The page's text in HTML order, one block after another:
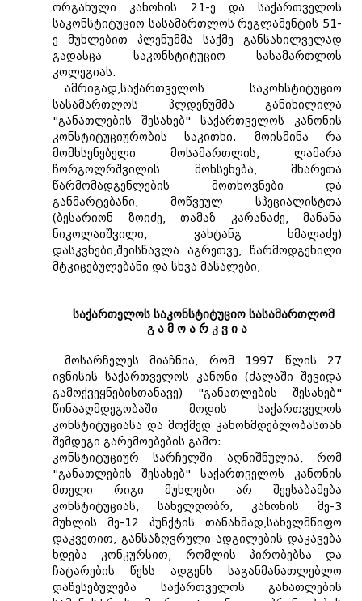
ორგანული კანონის 21-ე და საქართველოს
საკონსტიტუციო სასამართლოს რეგლამენტის 51-
ე მუხლებით პლენუმმა საქმე განსახილველად
გადასცა საკონსტიტუციო სასამართლოს
კოლეგიას.
ამრიგად,საქართველოს საკონსტიტუციო
სასამართლოს პლდენუმმა განიხილილა
"განათლების შესახებ" საქართველოს კანონის
კონსტიტუციურობის საკითხი. მოისმინა რა
მომხსენებელი მოსამართლის, ლამარა
ჩორგოლრშვილის მოხსენება, მხარეთა
წარმომადგენლების მოთხოვნები და
განმარტებანი, მოწვეულ სპეციალისტთა
(ბესარიონ ზოიძე, თამაზ კარანაძე, მანანა
ნიკოლაიშვილი, ვახტანგ ხმალაძე)
დასკვნები,შეისწავლა აგრეთვე, წარმოდგენილი
მტკიცებულებანი და სხვა მასალები,
საქართელოს საკონსტიტუციო სასამართლომ
გ ა მ ო ა რ კ ვ ი ა
მოსარჩელეს მიაჩნია, რომ 1997 წლის 27
ივნისის საქართველოს კანონი (ძალაში შევიდა
გამოქვეყნებისთანავე) "განათლების შესახებ"
წინააღმდეგობაში მოდის საქართველოს
კონსტიტუციასა და მოქმედ კანონმდებლობასთან
შემდეგი გარემოებების გამო:
კონსტიტუციურ სარჩელში აღნიშნულია, რომ
"განათლების შესახებ" საქართველოს კანონის
მთელი რიგი მუხლები არ შეესაბამება
კონსტიტუციას, სახელდობრ, კანონის მე-3
მუხლის მე-12 პუნქტის თანახმად,სახელმწიფო
დაკვეთით, განსაზღვრული ადგილების დაკავება
ხდება კონკურსით, რომლის პირობებსა და
ჩატარების წესს ადგენს საგანმანათლებლო
დაწესებულება საქართველოს განათლების